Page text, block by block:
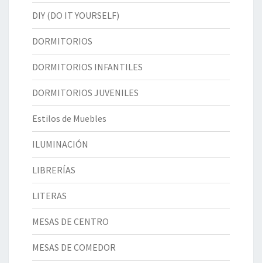
DIY (DO IT YOURSELF)
DORMITORIOS
DORMITORIOS INFANTILES
DORMITORIOS JUVENILES
Estilos de Muebles
ILUMINACIÓN
LIBRERÍAS
LITERAS
MESAS DE CENTRO
MESAS DE COMEDOR